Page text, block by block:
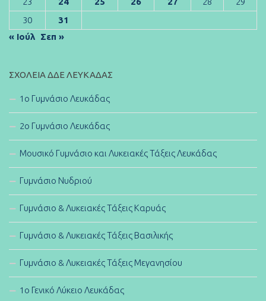
30
31
« Ιούλ Σεπ »
ΣΧΟΛΕΊΑ ΔΔΕ ΛΕΥΚΆΔΑΣ
1ο Γυμνάσιο Λευκάδας
2ο Γυμνάσιο Λευκάδας
Μουσικό Γυμνάσιο και Λυκειακές Τάξεις Λευκάδας
Γυμνάσιο Νυδριού
Γυμνάσιο & Λυκειακές Τάξεις Καρυάς
Γυμνάσιο & Λυκειακές Τάξεις Βασιλικής
Γυμνάσιο & Λυκειακές Τάξεις Μεγανησίου
1ο Γενικό Λύκειο Λευκάδας